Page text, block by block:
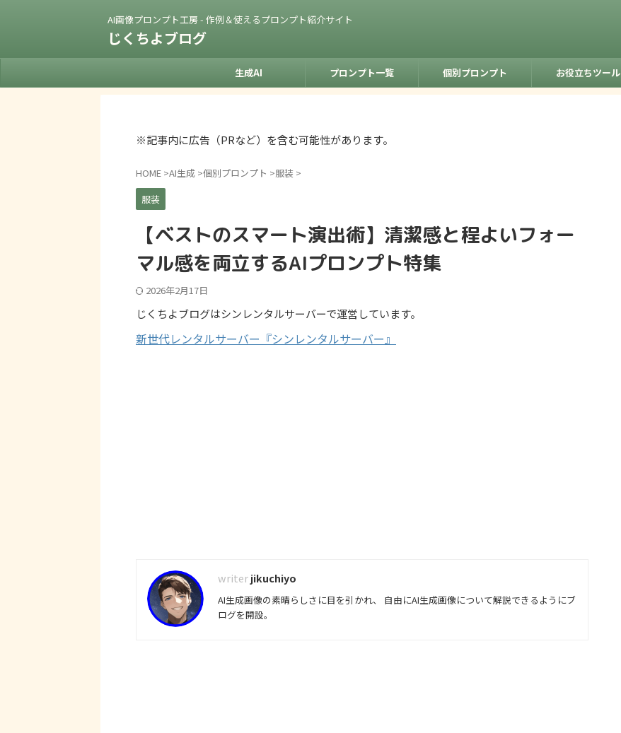
AI画像プロンプト工房 - 作例＆使えるプロンプト紹介サイト
じくちよブログ
生成AI プロンプト一覧 個別プロンプト お役立ちツール
※記事内に広告（PRなど）を含む可能性があります。
HOME >AI生成 >個別プロンプト >服装 >
服装
【ベストのスマート演出術】清潔感と程よいフォー
マル感を両立するAIプロンプト特集
2026年2月17日
じくちよブログはシンレンタルサーバーで運営しています。
新世代レンタルサーバー『シンレンタルサーバー』
jikuchiyo
AI生成画像の素晴らしさに目を引かれ、 自由にAI生成画像について解説できるようにブ
ログを開設。